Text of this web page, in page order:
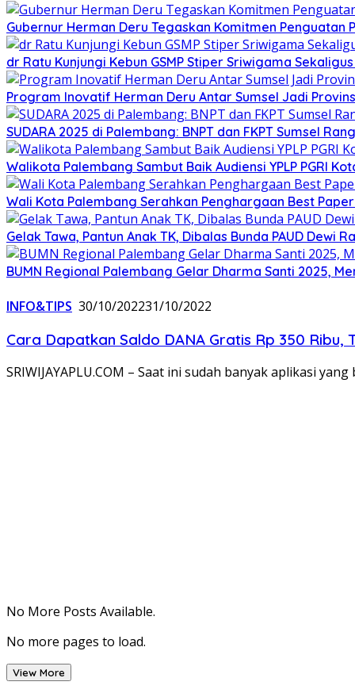
Gubernur Herman Deru Tegaskan Komitmen Penguatan
dr Ratu Kunjungi Kebun GSMP Stiper Sriwigama
Program Inovatif Herman Deru Antar Sumsel Jadi
SUDARA 2025 di Palembang: BNPT dan FKPT Sumsel
Walikota Palembang Sambut Baik Audiensi YPLP PGRI
Wali Kota Palembang Serahkan Penghargaan Best
Gelak Tawa, Pantun Anak TK, Dibalas Bunda PAUD Dewi
BUMN Regional Palembang Gelar Dharma Santi 2025,
INFO&TIPS 30/10/202231/10/2022
Cara Dapatkan Saldo DANA Gratis Rp 350 Ribu,
SRIWIJAYAPLU.COM – Saat ini sudah banyak aplikasi
No More Posts Available.
No more pages to load.
View More